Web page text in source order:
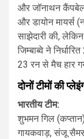
और जॉनाथन
और डायोन मायर्स
साझेदारी की,
जिम्बाब्वे ने
23 रन से मैच हार
दोनों टीमों की
भारतीय टीम:
शुभमन गिल
गायकवाड़, संजू